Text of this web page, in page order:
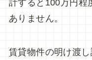
計すると100万円程
ありません。
賃貸物件の明け渡